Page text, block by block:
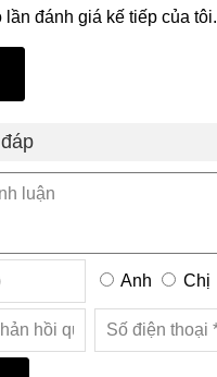
lần đánh giá kế tiếp của tôi.
Anh Chị